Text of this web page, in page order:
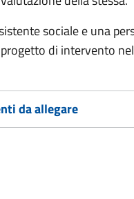
sociale e una
di intervento
da allegare